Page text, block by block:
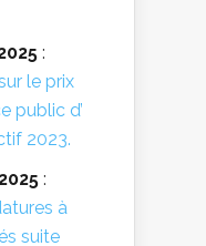
:
le prix
public d’
2023.
:
à
suite